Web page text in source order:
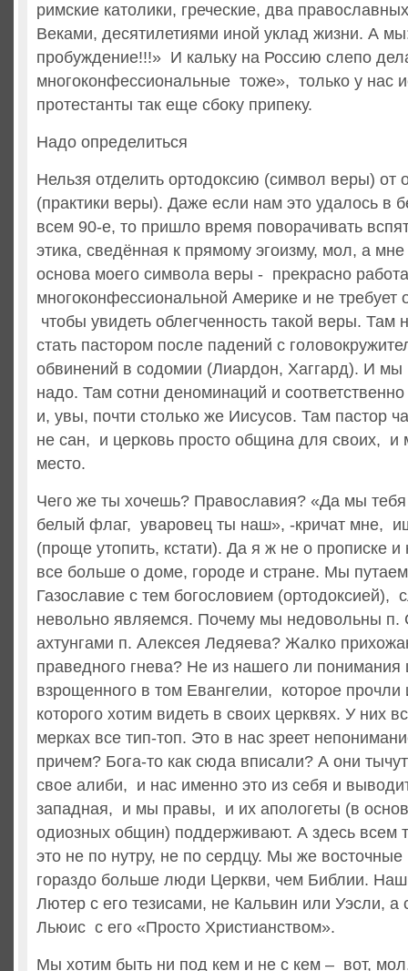
римские католики, греческие, два
Веками, десятилетиями иной уклад жизни. А
пробуждение!!!» И кальку на Россию слепо
многоконфессиональные тоже», только у нас
протестанты так еще сбоку припеку.
Надо определиться
Нельзя отделить ортодоксию (символ веры) от
(практики веры). Даже если нам это удалось в
всем 90-е, то пришло время поворачивать
этика, сведённая к прямому эгоизму, мол, а
основа моего символа веры - прекрасно
многоконфессиональной Америке и не требует
чтобы увидеть облегченность такой веры. Там
стать пастором после падений с
обвинений в содомии (Лиардон, Хаггард). И мы
надо. Там сотни деноминаций и
и, увы, почти столько же Иисусов. Там пастор
не сан, и церковь просто община для своих, и
место.
Чего же ты хочешь? Православия? «Да мы
белый флаг, уваровец ты наш», -кричат мне,
(проще утопить, кстати). Да я ж не о прописке
все больше о доме, городе и стране. Мы
Газославие с тем богословием (ортодоксией),
невольно являемся. Почему мы недовольны
ахтунгами п. Алексея Ледяева? Жалко
праведного гнева? Не из нашего ли понимания
взрощенного в том Евангелии, которое прочли
которого хотим видеть в своих церквях. У них
мерках все тип-топ. Это в нас зреет
причем? Бога-то как сюда вписали? А они
свое алиби, и нас именно это из себя и
западная, и мы правы, и их апологеты (в
одиозных общин) поддерживают. А здесь всем
это не по нутру, не по сердцу. Мы же
гораздо больше люди Церкви, чем Библии.
Лютер с его тезисами, не Кальвин или Уэсли, а
Льюис с его «Просто Христианством».
Мы хотим быть ни под кем и не с кем – вот,